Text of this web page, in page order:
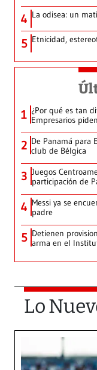
4 La odisea: un
5 Etnicidad,
1 ¿Por qué es tan
Empresarios
2 De Panamá para
club de Bélgica
3 Juegos
participación de
4 Messi ya se
padre
5 Detienen
arma en el
Lo